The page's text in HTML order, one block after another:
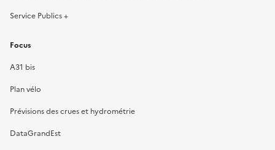
Service Publics +
Focus
A31 bis
Plan vélo
Prévisions des crues et hydrométrie
DataGrandEst